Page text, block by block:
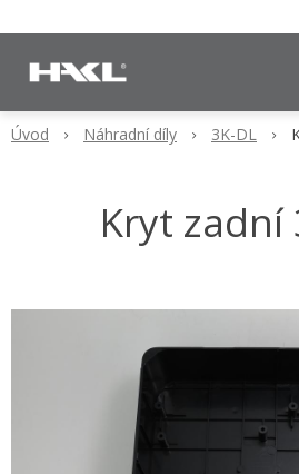
Úvod Náhradní díly 3K-DL
Kryt zadní